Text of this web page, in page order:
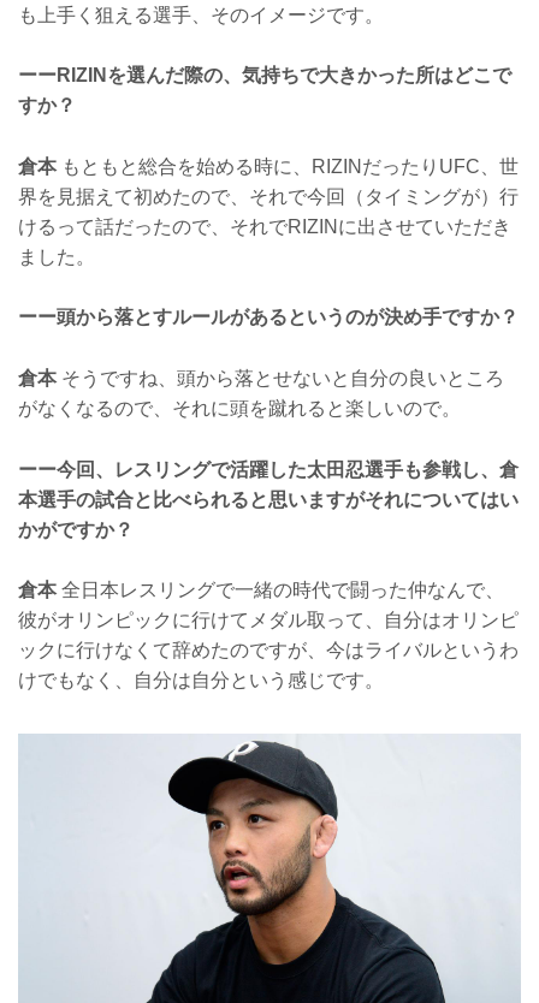
も上手く狙える選手、そのイメージです。
ーーRIZINを選んだ際の、気持ちで大きかった所はどこで
すか？
倉本もともと総合を始める時に、RIZINだったりUFC、世
界を見据えて初めたので、それで今回（タイミングが）行
けるって話だったので、それでRIZINに出させていただき
ました。
ーー頭から落とすルールがあるというのが決め手ですか？
倉本そうですね、頭から落とせないと自分の良いところ
がなくなるので、それに頭を蹴れると楽しいので。
ーー今回、レスリングで活躍した太田忍選手も参戦し、倉
本選手の試合と比べられると思いますがそれについてはい
かがですか？
倉本全日本レスリングで一緒の時代で闘った仲なんで、
彼がオリンピックに行けてメダル取って、自分はオリンピ
ックに行けなくて辞めたのですが、今はライバルというわ
けでもなく、自分は自分という感じです。